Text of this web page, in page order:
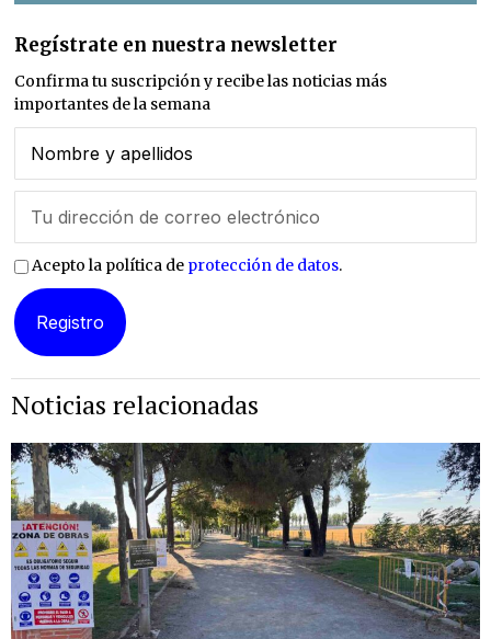
Regístrate en nuestra newsletter
Confirma tu suscripción y recibe las noticias más
importantes de la semana
Acepto la política de protección de datos.
Noticias relacionadas